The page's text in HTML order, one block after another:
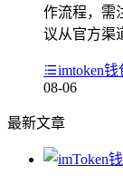
作流程，需
议从官方渠
imtoken
08-06
最新文章